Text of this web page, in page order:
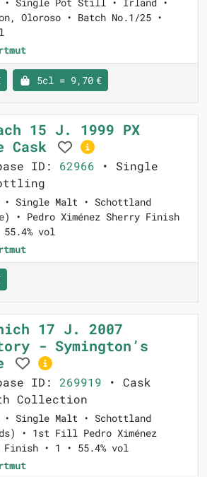
Oloroso • Batch No.1/25 •
5cl = 9,70 €
15 J. 1999 PX
Cask
ID: 62966 • Single
• Single Malt • Schottland
• Pedro Ximénez Sherry Finish
55.4% vol
17 J. 2007
- Symington’s
ID: 269919 • Cask
Collection
• Single Malt • Schottland
• 1st Fill Pedro Ximénez
Finish • 1 • 55.4% vol